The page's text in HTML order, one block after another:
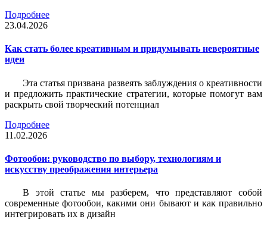
Подробнее
23.04.2026
Как стать более креативным и придумывать невероятные
идеи
Эта статья призвана развеять заблуждения о креативности
и предложить практические стратегии, которые помогут вам
раскрыть свой творческий потенциал
Подробнее
11.02.2026
Фотообои: руководство по выбору, технологиям и
искусству преображения интерьера
В этой статье мы разберем, что представляют собой
современные фотообои, какими они бывают и как правильно
интегрировать их в дизайн